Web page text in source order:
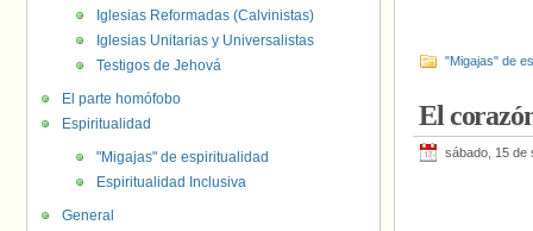
"Migajas" de
El
sábado, 15 de
Iglesias Reformadas (Calvinistas)
Iglesias Unitarias y Universalistas
Testigos de Jehová
El parte homófobo
Espiritualidad
"Migajas" de espiritualidad
Espiritualidad Inclusiva
General